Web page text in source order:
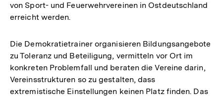
von Sport- und Feuerwehrvereinen in Ostdeutschland
erreicht werden.
Die Demokratietrainer organisieren Bildungsangebote
zu Toleranz und Beteiligung, vermitteln vor Ort im
konkreten Problemfall und beraten die Vereine darin,
Vereinsstrukturen so zu gestalten, dass
extremistische Einstellungen keinen Platz finden. Das